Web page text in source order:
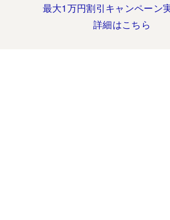
最大1万円割引キャンペーン
詳細はこちら